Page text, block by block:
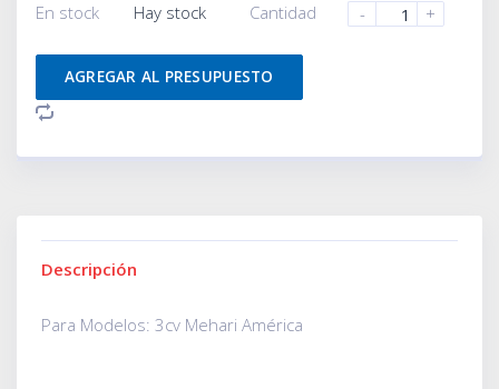
En stock
Hay stock Cantidad - +
AGREGAR AL PRESUPUESTO
Descripción
Para Modelos: 3cv Mehari América